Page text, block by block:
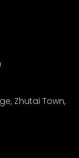
Zhutai Town,